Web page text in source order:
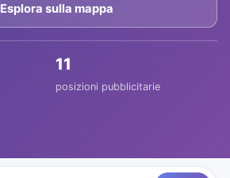
Esplora sulla mappa
11
posizioni pubblicitarie